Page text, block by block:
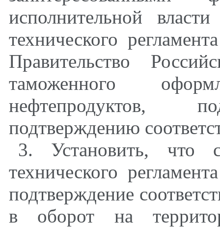
исполнительной
технического
Правительство
таможенного
нефтепродуктов,
подтверждению
3. Установить, что
технического
подтверждение
в оборот на